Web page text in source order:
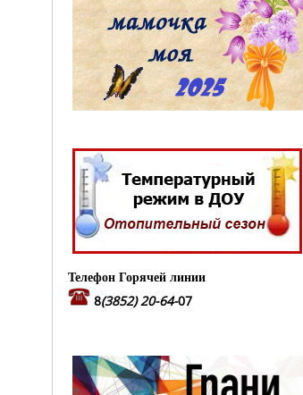
Телефон Горячей линии
8(3852) 20-64-07